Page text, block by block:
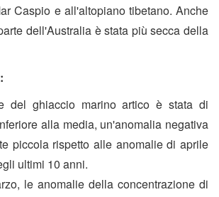
Caspio e all'altopiano tibetano. Anche
dell'Australia è stata più secca della
del ghiaccio marino artico è stata di
alla media, un'anomalia negativa
piccola rispetto alle anomalie di aprile
ultimi 10 anni.
le anomalie della concentrazione di